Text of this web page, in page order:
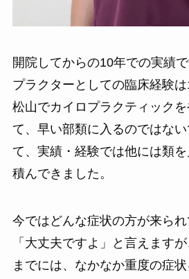
開院してからの10年での実績
プラクターとしての臨床経験は
松山でカイロプラクティック
て、早い部類に入るのではな
て、実績・経験では他には類
積んできました。
今ではどんな症状の方が来ら
「大丈夫ですよ」と言えます
までには、なかなか重度の症